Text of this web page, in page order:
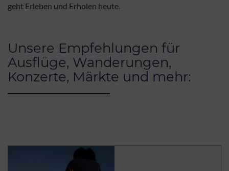
geht Erleben und Erholen heute.
Unsere Empfehlungen für
Ausflüge, Wanderungen,
Konzerte, Märkte und mehr: